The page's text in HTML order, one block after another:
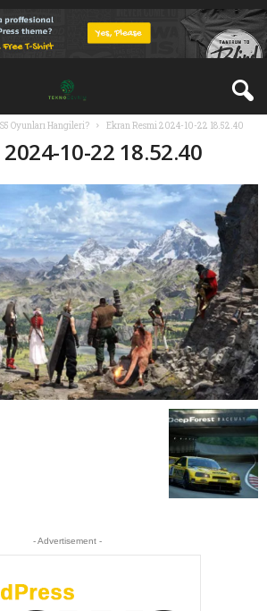
Oyunları Hangileri? Ekran Resmi 2024-10-22 18.52.40
10-22 18.52.40
- Advertisement -